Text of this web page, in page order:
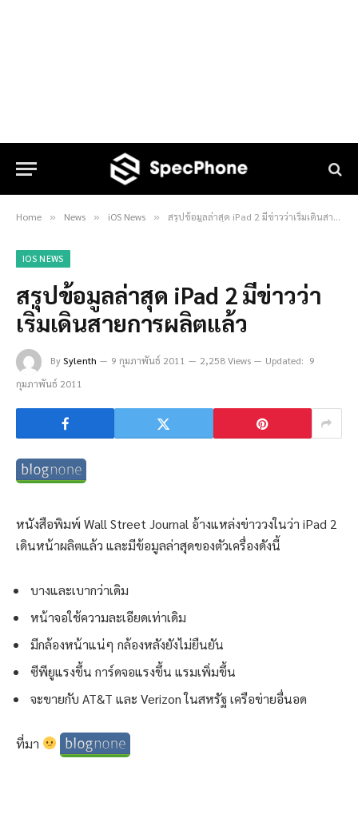
Home » News » iOS News » สรุปข้อมูลล่าสุด iPad 2 มีข่าวว่าเริ่มเดินสายการผลิตแล้ว
IOS NEWS
สรุปข้อมูลล่าสุด iPad 2 มีข่าวว่า
เริ่มเดินสายการผลิตแล้ว
BySylenth 9 กุมภาพันธ์ 2011 2,258 Views Updated: 9
กุมภาพันธ์ 2011
หนังสือพิมพ์ Wall Street Journal อ้างแหล่งข่าววงในว่า iPad 2
เดินหน้าผลิตแล้ว และมีข้อมูลล่าสุดของตัวเครื่องดังนี้
บางและเบากว่าเดิม
หน้าจอใช้ความละเอียดเท่าเดิม
มีกล้องหน้าแน่ๆ กล้องหลังยังไม่ยืนยัน
ซีพียูแรงขึ้น การ์ดจอแรงขึ้น แรมเพิ่มขึ้น
จะขายกับ AT&T และ Verizon ในสหรัฐ เครือข่ายอื่นอด
ที่มา